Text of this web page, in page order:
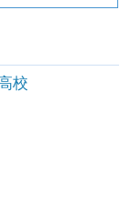
校